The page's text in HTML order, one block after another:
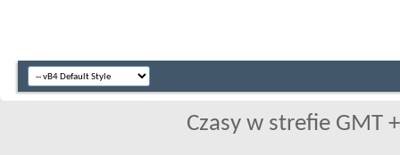
Czasy w strefie GMT